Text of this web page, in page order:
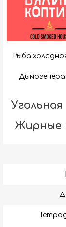
Рыба
Жирные